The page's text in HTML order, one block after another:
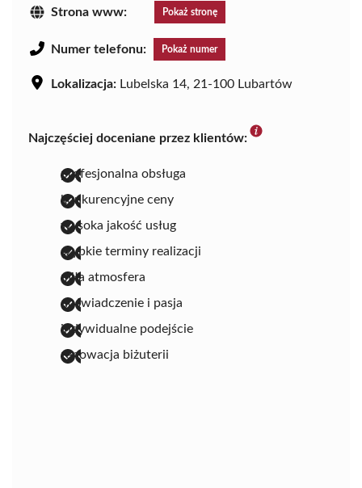
Strona www: Pokaż stronę
Numer telefonu: Pokaż numer
Lokalizacja: Lubelska 14, 21-100 Lubartów
Najczęściej doceniane przez klientów:
profesjonalna obsługa
konkurencyjne ceny
wysoka jakość usług
szybkie terminy realizacji
miła atmosfera
doświadczenie i pasja
indywidualne podejście
renowacja biżuterii